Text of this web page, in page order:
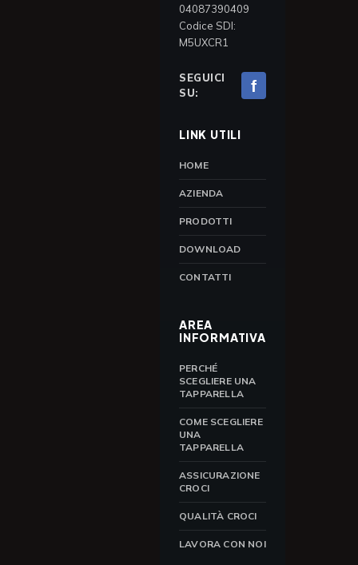
04087390409
Codice SDI:
M5UXCR1
SEGUICI
SU:
f
LINK UTILI
HOME
AZIENDA
PRODOTTI
DOWNLOAD
CONTATTI
AREA
INFORMATIVA
PERCHÉ
SCEGLIERE UNA
TAPPARELLA
COME SCEGLIERE
UNA
TAPPARELLA
ASSICURAZIONE
CROCI
QUALITÀ CROCI
LAVORA CON NOI